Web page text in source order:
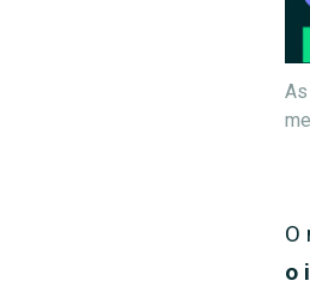
O
o